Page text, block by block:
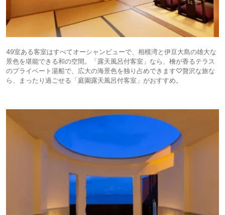
49室ある客室はすべてオーシャンビューで、相模湾と伊豆大島の雄大な
景色を堪能できる和の空間。「露天風呂付客室」なら、檜が香るテラス
のプライベート湯船で、広大の海景色を独り占めできます♡贅沢な旅な
ら、まったり過ごせる「庭園露天風呂付客室」がおすすめ。